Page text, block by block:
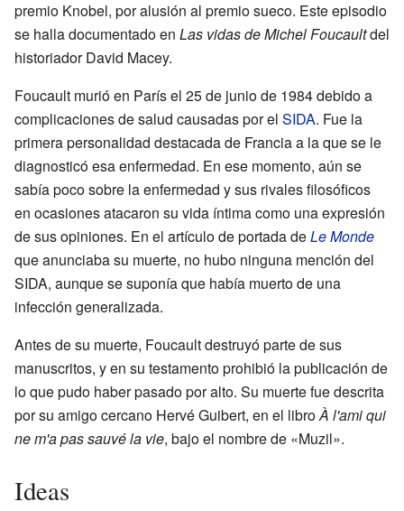
premio Knobel, por alusión al premio sueco. Este episodio
se halla documentado en Las vidas de Michel Foucaultdel
historiador David Macey.
Foucault murió en París el 25 de junio de 1984 debido a
complicaciones de salud causadas por el SIDA. Fue la
primera personalidad destacada de Francia a la que se le
diagnosticó esa enfermedad. En ese momento, aún se
sabía poco sobre la enfermedad y sus rivales filosóficos
en ocasiones atacaron su vida íntima como una expresión
de sus opiniones. En el artículo de portada deLe Monde
que anunciaba su muerte, no hubo ninguna mención del
SIDA, aunque se suponía que había muerto de una
infección generalizada.
Antes de su muerte, Foucault destruyó parte de sus
manuscritos, y en su testamento prohibió la publicación de
lo que pudo haber pasado por alto. Su muerte fue descrita
por su amigo cercano Hervé Guibert, en el libroÀ l'ami qui
ne m'a pas sauvé la vie, bajo el nombre de «Muzil».
Ideas